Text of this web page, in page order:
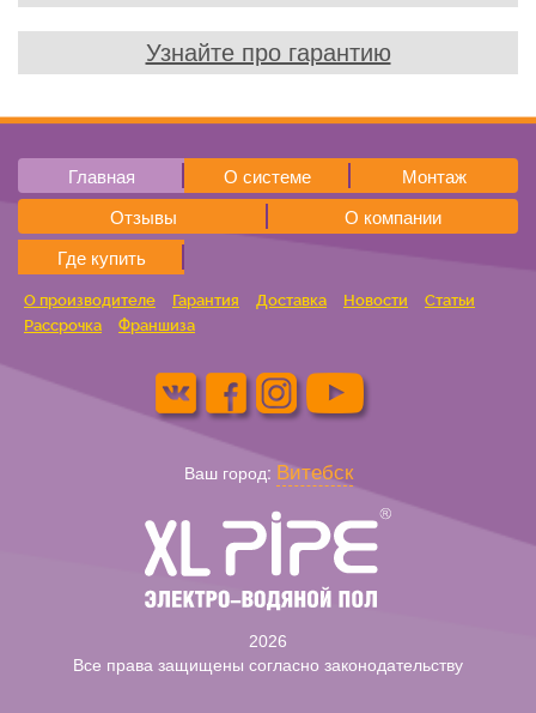
Узнайте про гарантию
Главная О системе
Монтаж
Отзывы
О компании
Где купить
О производителе Гарантия Доставка Новости
Статьи
Рассрочка
Франшиза
Ваш город: Витебск
2026
Все права защищены согласно законодательству